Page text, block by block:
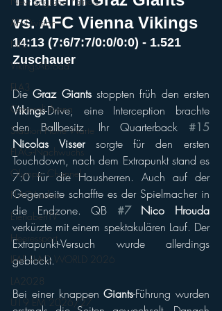
AFL-Division 1
NFL
VikingsAbroad
FLA3
Generali Arena
Stadion Hohe Warte
FLAG-Nachwuchs
Olympic Channel
FLAG-Ladies
EierlaberlTV
Heeressport
IFAF FLAG WORLD 2026
LA2028
U19 EM 2026/27
vs. AFC Vienna Vikings
14:13 (7:6/7:7/0:0/0:0) - 1.521
Zuschauer
Die Graz Giants
Vikings-Drive, eine Interception brachte
den Ballbesitz. Ihr Quarterback #15
Nicolas Visser sorgte für den ersten
Touchdown, nach dem Extrapunkt stand es
7:0 für die Hausherren. Auch auf der
Gegenseite schaffte es der Spielmacher in
die Endzone. QB #7 Nico Hrouda
verkürzte mit einem spektakulären Lauf. Der
Extrapunkt-Versuch wurde allerdings
geblockt.
Bei einer knappen Giants-Führung wurden